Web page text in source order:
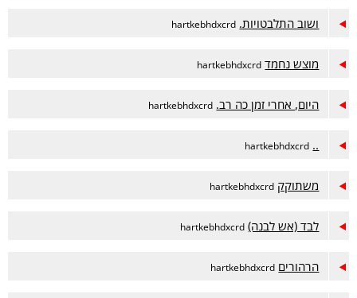
ושוב התלבטויות. hartkebhdxcrd
מוצש נחמד hartkebhdxcrd
היום, אחרי זמן כה רב. hartkebhdxcrd
..
hartkebhdxcrd
משתוקק hartkebhdxcrd
לבד (אש לבנה) hartkebhdxcrd
הרהורים hartkebhdxcrd